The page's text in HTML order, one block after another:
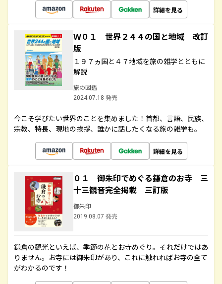
詳細を見る
Ｗ０１ 世界２４４の国と地域 改訂
版
１９７ヵ国と４７地域を旅の雑学とともに
解説
旅の図鑑
2024.07.18 発売
今こそ学びたい世界のことを集めました！首都、言語、民族、
宗教、特長、現地の挨拶、誰かに話したくなる旅の雑学も。
詳細を見る
０１ 御朱印でめぐる鎌倉のお寺 三
十三観音完全掲載 三訂版
御朱印
2019.08.07 発売
鎌倉の観光といえば、季節の花とお寺めぐり。それだけではあ
りません。お寺には御朱印があり、これに触れればお寺の全て
がわかるのです！